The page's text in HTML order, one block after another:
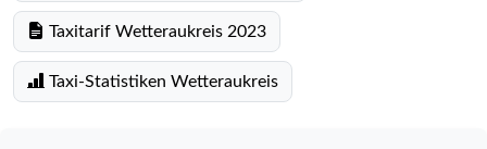
Taxitarif Wetteraukreis 2023
Taxi-Statistiken Wetteraukreis